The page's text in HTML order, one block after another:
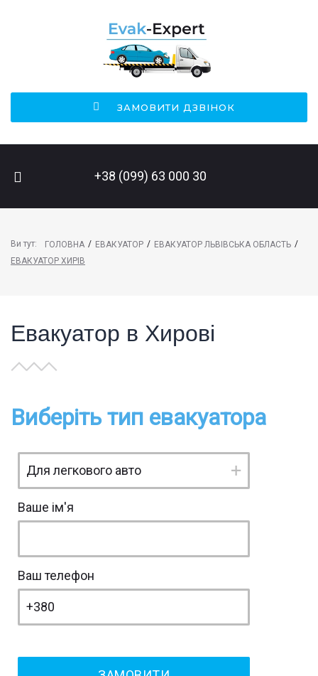
ЗАМОВИТИ ДЗВІНОК
+38 (099) 63 000 30
Ви тут: ГОЛОВНА / ЕВАКУАТОР / ЕВАКУАТОР ЛЬВІВСЬКА ОБЛАСТЬ /
ЕВАКУАТОР ХИРІВ
Евакуатор в Хирові
Виберіть тип евакуатора
Ваше ім'я
Ваш телефон
ПОШУК НА САЙТІ